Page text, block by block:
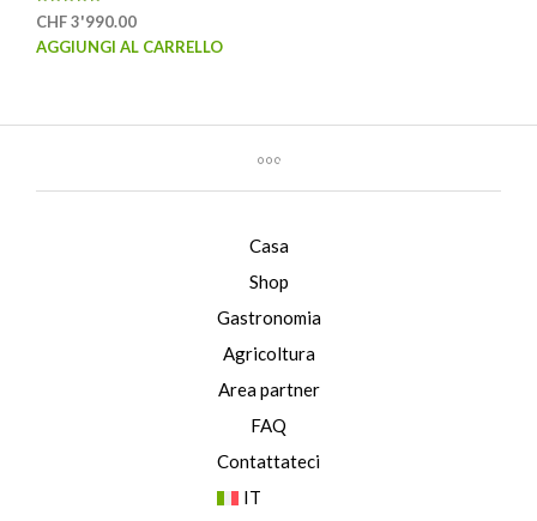
5.00
CHF3'990.00
AGGIUNGI AL CARRELLO
Casa
Shop
Gastronomia
Agricoltura
Area partner
FAQ
Contattateci
IT